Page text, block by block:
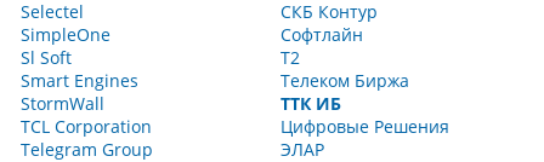
Selectel
SimpleOne
Sl Soft
Smart Engines
StormWall
TCL Corporation
Telegram Group
СКБ Контур
Софтлайн
Т2
Телеком Биржа
ТТК ИБ
Цифровые Решения
ЭЛАР